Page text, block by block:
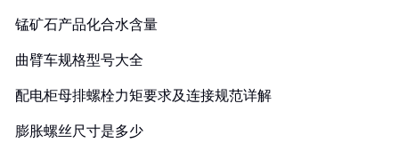
锰矿石产品化合水含量
曲臂车规格型号大全
配电柜母排螺栓力矩要求及连接规范详解
膨胀螺丝尺寸是多少